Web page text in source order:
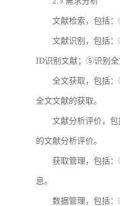
文献检索，包括
文献识别，包括
ID识别文献；⑤识别全
全文获取，包括
全文文献的获取。
文献分析评价，
的文献分析评价。
获取管理，包括
息。
数据管理，包括